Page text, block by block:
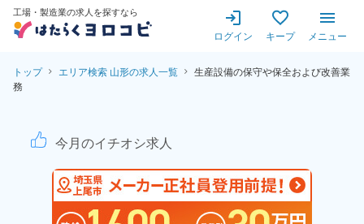
工場・製造業の求人を探すなら
ログイン キープ メニュー
トップ エリア検索 山形の求人一覧
生産設備の保守や保全および改善業
務
半導体製品生産設備の保守
今月のイチオシ求人